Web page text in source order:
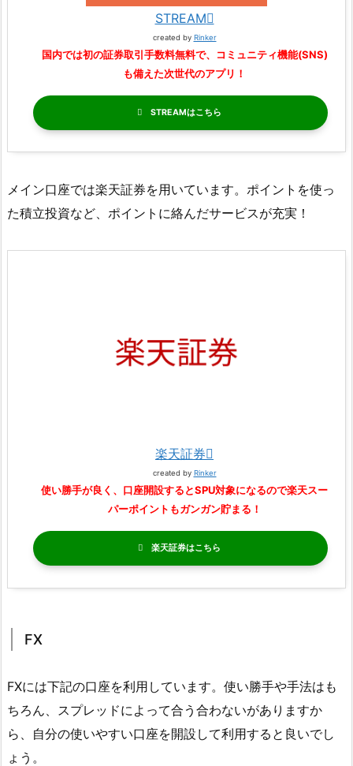
STREAM
created by Rinker
国内では初の証券取引手数料無料で、コミュニティ機能(SNS)
も備えた次世代のアプリ！
STREAM
メイン口座では楽天証券を用いています。ポイントを使っ
た積立投資など、ポイントに絡んだサービスが充実！
楽天証券
created by Rinker
使い勝手が良く、口座開設するとSPU対象になるので楽天スー
パーポイントもガンガン貯まる！
楽天証券
FX
FXには下記の口座を利用しています。使い勝手や手法はも
ちろん、スプレッドによって合う合わないがありますか
ら、自分の使いやすい口座を開設して利用すると良いでし
ょう。